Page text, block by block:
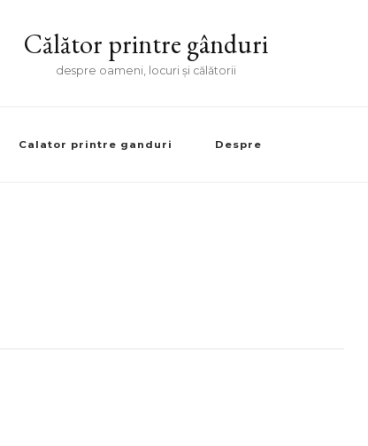
Călător printre gânduri
despre oameni, locuri și călătorii
Calator printre ganduri Despre